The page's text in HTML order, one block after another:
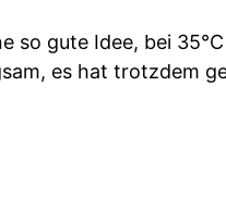
so gute Idee, bei
es hat trotzdem